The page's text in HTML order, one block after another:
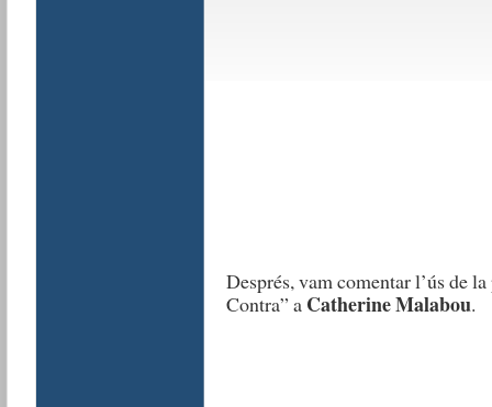
Després, vam comentar l’ús de
Contra” a Catherine Malabou.